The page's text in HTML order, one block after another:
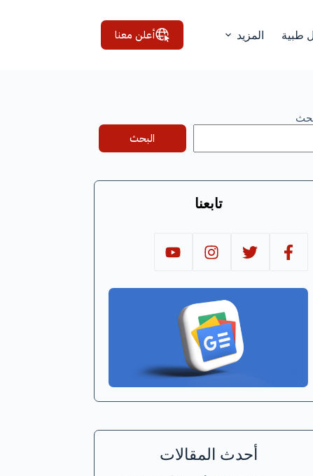
طبية المزيد أعلن معنا
البحث
تابعنا
أحدث المقالات